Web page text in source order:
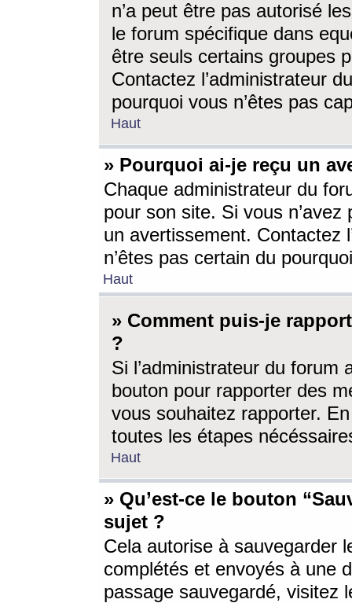
n’a peut être pas autorisé
le forum spécifique dans
être seuls certains groupes
Contactez l’administrateur
pourquoi vous n’êtes pas
Haut
» Pourquoi ai-je reçu un
Chaque administrateur du
pour son site. Si vous
un avertissement. Contactez
n’êtes pas certain du
Haut
» Comment puis-je
?
Si l’administrateur du forum
bouton pour rapporter des
vous souhaitez rapporter.
toutes les étapes
Haut
» Qu’est-ce le bouton
sujet ?
Cela autorise à sauvegarder
complétés et envoyés à une
passage sauvegardé, visitez